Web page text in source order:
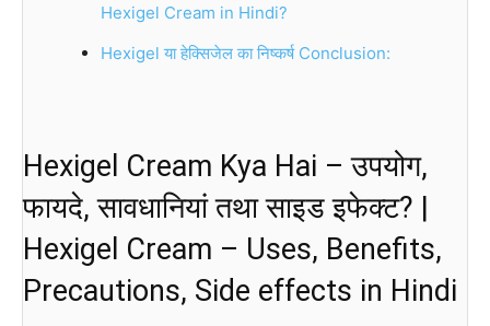
Hexigel Cream in Hindi?
Hexigel या हेक्सिजेल का निष्कर्ष Conclusion:
Hexigel Cream Kya Hai – उपयोग,
फायदे, सावधानियां तथा साइड इफेक्ट? |
Hexigel Cream – Uses, Benefits,
Precautions, Side effects in Hindi